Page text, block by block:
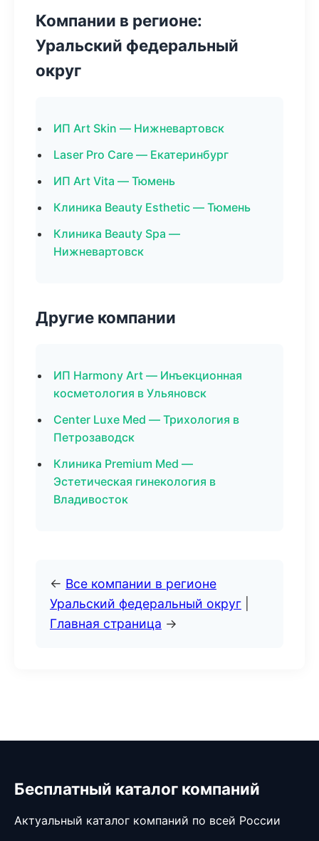
Компании в регионе:
Уральский федеральный
округ
ИП Art Skin — Нижневартовск
Laser Pro Care — Екатеринбург
ИП Art Vita — Тюмень
Клиника Beauty Esthetic — Тюмень
Клиника Beauty Spa —
Нижневартовск
Другие компании
ИП Harmony Art — Инъекционная
косметология в Ульяновск
Center Luxe Med — Трихология в
Петрозаводск
Клиника Premium Med —
Эстетическая гинекология в
Владивосток
← Все компании в регионе
Уральский федеральный округ
Главная страница →
Бесплатный каталог компаний
Актуальный каталог компаний по всей России